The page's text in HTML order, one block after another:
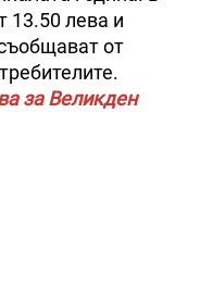
13.50 лева и
от
за Великден